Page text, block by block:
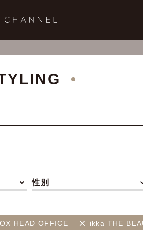
性別
HEAD OFFICE ikka THE